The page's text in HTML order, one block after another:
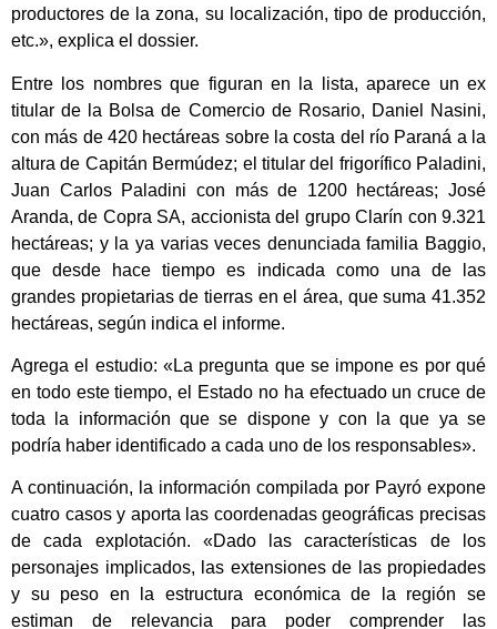
productores de la zona, su localización, tipo de producción,
etc.», explica el dossier.
Entre los nombres que figuran en la lista, aparece un ex
titular de la Bolsa de Comercio de Rosario, Daniel Nasini,
con más de 420 hectáreas sobre la costa del río Paraná a la
altura de Capitán Bermúdez; el titular del frigorífico Paladini,
Juan Carlos Paladini con más de 1200 hectáreas; José
Aranda, de Copra SA, accionista del grupo Clarín con 9.321
hectáreas; y la ya varias veces denunciada familia Baggio,
que desde hace tiempo es indicada como una de las
grandes propietarias de tierras en el área, que suma 41.352
hectáreas, según indica el informe.
Agrega el estudio: «La pregunta que se impone es por qué
en todo este tiempo, el Estado no ha efectuado un cruce de
toda la información que se dispone y con la que ya se
podría haber identificado a cada uno de los responsables».
A continuación, la información compilada por Payró expone
cuatro casos y aporta las coordenadas geográficas precisas
de cada explotación. «Dado las características de los
personajes implicados, las extensiones de las propiedades
y su peso en la estructura económica de la región se
estiman de relevancia para poder comprender las